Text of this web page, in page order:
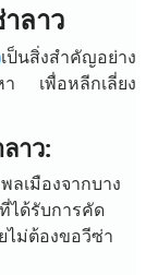
ลาว
เป็นสิ่งสำคัญอย่าง
า เพื่อหลีกเลี่ยง
าว:
ลเมืองจากบาง
ได้รับการคัด
ไม่ต้องขอวีซ่า